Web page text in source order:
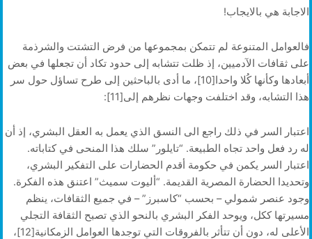
الاجابة هي بالايجاب!
فالعوامل المتنوعة لم تتمكن بمجموعها من فرض التشتت والشرذمة
على ثقافات الآدميين، إذ ظلت تتشابه إلى حدود تكاد أن تجعلها في بعض
أبعادها وكأنها كُلا واحدا[10]، ما أدى بالباحثين إلى طرح تساؤل حول سر
هذا التشابه، وقد اختلفت وجهات نظرهم إلى[11]:
اعتبار السر في ذلك راجع الى النسق الذي يعمل به العقل البشري، إذ أن
له رد فعل واحد تجاه الطبيعة. “تايلور” سلك هذا المنحى في كتاباته.
اعتبار السر يكمن في حكومة أقدم الحضارات على التفكير البشري،
وتحديدا الحضارة المصرية القديمة. “أليوت سميث” اعتنق هذه الفكرة.
وجود عنصر شمولي – بحسب “كاسبرز” – في جميع الثقافات، ينظم
مسيرتها ككل، ويوحد الفكر البشري بالنحو الذي تصبح الثقافة التجلي
الأعلى له، دون أن تتأثر بالفروقات التي توجدها العوامل الزمكانية[12]،